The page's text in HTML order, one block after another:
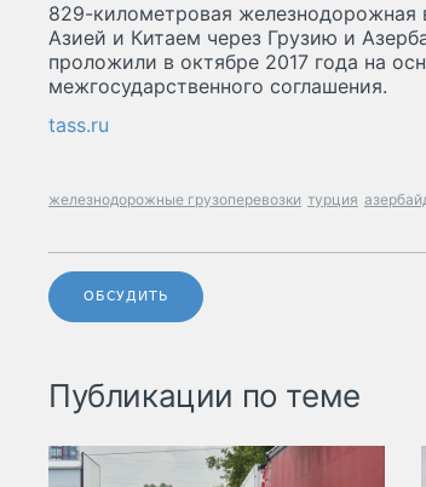
829-километровая
Азией и Китаем через Грузию и
проложили в октябре 2017 года на
межгосударственного соглашения.
tass.ru
железнодорожные грузоперевозки турция
ОБСУДИТЬ
Публикации по теме